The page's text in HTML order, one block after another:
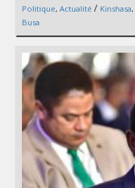
Politique, Actualité / Kinshasa,
Busa